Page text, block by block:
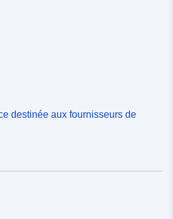
destinée aux fournisseurs de